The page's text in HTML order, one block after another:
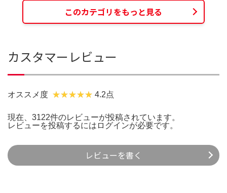
このカテゴリをもっと見る
カスタマーレビュー
オススメ度 4.2点
現在、3122件のレビューが投稿されています。
レビューを投稿するには ログインが必要です。
レビューを書く